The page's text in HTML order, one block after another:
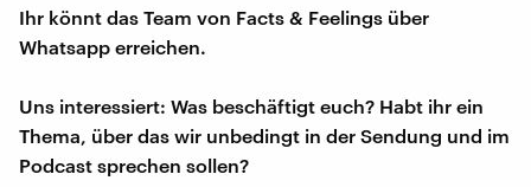
Ihr könnt das Team von Facts & Feelings über
Whatsapp erreichen.
Uns interessiert: Was beschäftigt euch? Habt ihr ein
Thema, über das wir unbedingt in der Sendung und im
Podcast sprechen sollen?